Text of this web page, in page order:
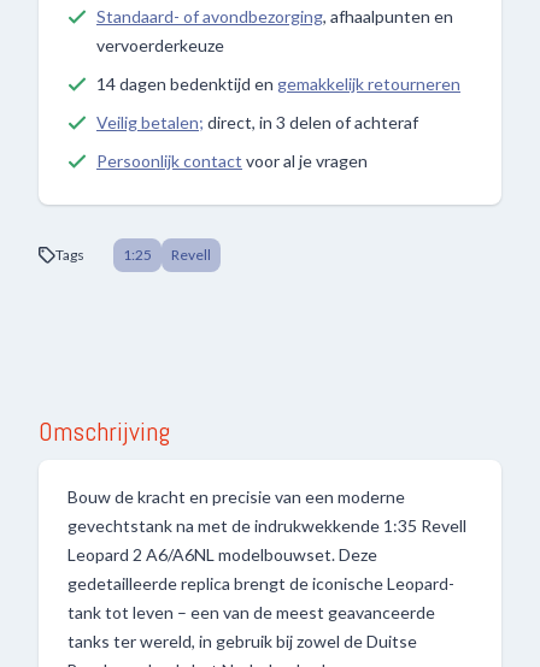
Standaard- of avondbezorging, afhaalpunten en
vervoerderkeuze
14 dagen bedenktijd en gemakkelijk retourneren
Veilig betalen; direct, in 3 delen of achteraf
Persoonlijk contact voor al je vragen
Tags 1:25 Revell
Omschrijving
Bouw de kracht en precisie van een moderne
gevechtstank na met de indrukwekkende 1:35 Revell
Leopard 2 A6/A6NL modelbouwset. Deze
gedetailleerde replica brengt de iconische Leopard-
tank tot leven – een van de meest geavanceerde
tanks ter wereld, in gebruik bij zowel de Duitse